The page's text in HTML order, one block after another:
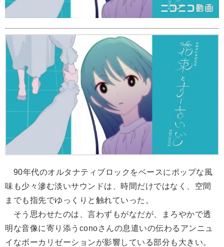
90年代のオルタナティブロックをベースにポップな風
味も少々滲む淡いサウンドは、時間だけではなく、空間
までも指先でゆっくりと触れていった。
そう思わせたのは、言わずもがなだが、まろやかで透
明な音像に寄り添うconoさんの息遣いの伝わるアンニュ
イなボーカリゼーションが影響している部分も大きい。